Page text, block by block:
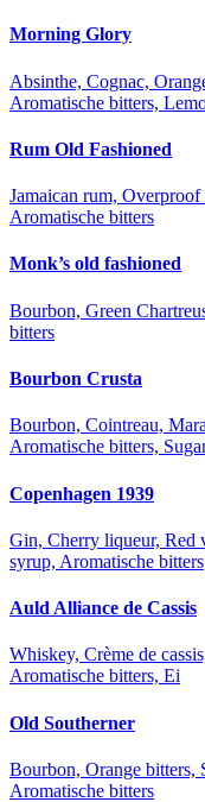
Morning Glory
Absinthe, Cognac,
Aromatische bitters,
Rum Old Fashioned
Jamaican rum,
Aromatische bitters
Monk’s old fashioned
Bourbon, Green
bitters
Bourbon Crusta
Bourbon, Cointreau,
Aromatische bitters,
Copenhagen 1939
Gin, Cherry liqueur, Red
syrup, Aromatische bitters
Auld Alliance de Cassis
Whiskey, Crème de
Aromatische bitters, Ei
Old Southerner
Bourbon, Orange bitters,
Aromatische bitters